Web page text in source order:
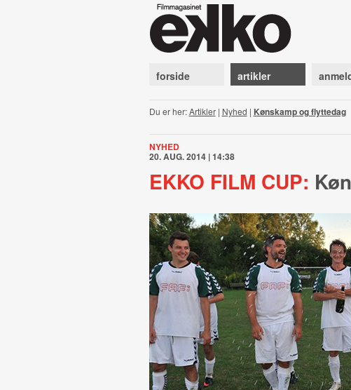
forside artikler
Du er her:Artikler| Nyhed | Kønskamp og flyttedag
NYHED
20. AUG. 2014 | 14:38
EKKO FILM CUP: